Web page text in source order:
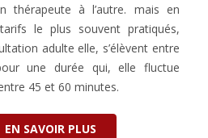
thérapeute à l’autre. mais en
le plus souvent pratiqués,
adulte elle, s’élèvent entre
une durée qui, elle fluctue
45 et 60 minutes.
EN SAVOIR PLUS